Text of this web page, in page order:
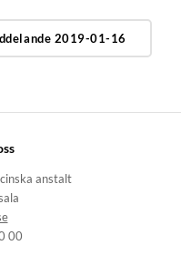
2019-01-16
anstalt
00